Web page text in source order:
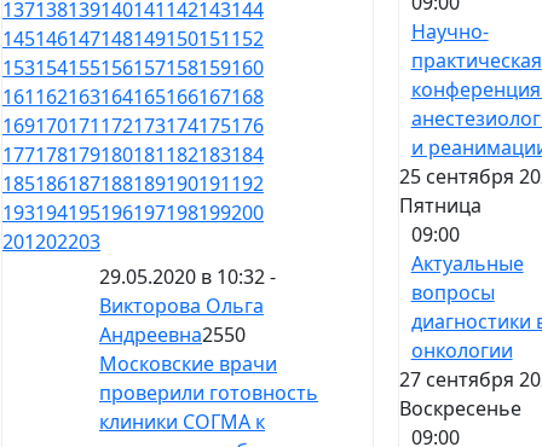
137138139140141142143144
145146147148149150151152
153154155156157158159160
161162163164165166167168
169170171172173174175176
177178179180181182183184
185186187188189190191192
193194195196197198199200
201202203
29.05.2020 в 10:32 -
Викторова Ольга
Андреевна2550
Московские врачи
проверили готовность
клиники СОГМА к
Научно-
практическая
и
25 сентября
Пятница
09:00
Актуальные
вопросы
диагностики
онкологии
27 сентября
Воскресенье
09:00